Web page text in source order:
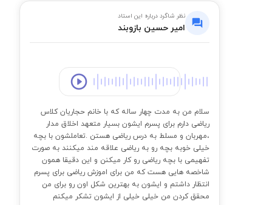
نظر شاگرد درباره این استاد
امیر حسین بازوبند
سلام من به مدت چهار ساله که با خانم حجاریان کلاس
ریاضی دارم برای پسرم ایشون بسیار متعهد اخلاق مدار
،مهربان و مسلط به درس ریاضی هستن .تعاملشون با بچه
خیلی خوبه بچه رو به ریاضی علاقه مند میکنند به صورت
تفهیمی با بچه ریاضی رو کار میکنن و این دقیقا همون
شاخصه هایی هست که من برای اموزش ریاضی برای پسرم
انتظار داشتم و ایشون به بهترین شکل اون رو برای من
محقق کردن من خیلی خیلی از ایشون تشکر میکنم